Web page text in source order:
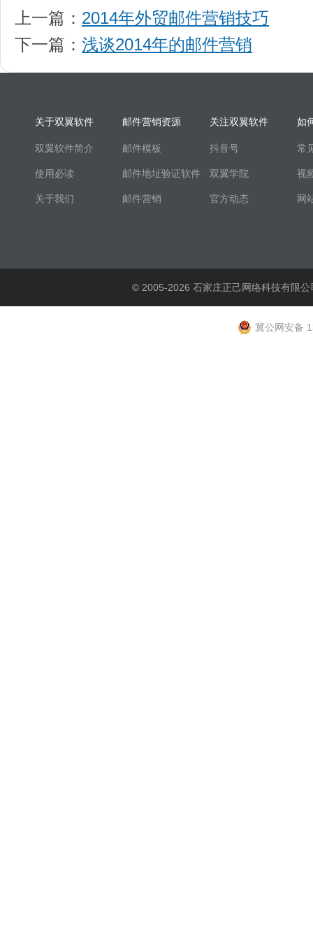
上一篇： 2014年外贸邮件营销技巧
下一篇： 浅谈2014年的邮件营销
关于双翼软件
双翼软件简介
使用必读
关于我们
邮件营销资源
邮件模板
邮件地址验证软件
邮件营销
关注双翼软件
抖音号
双翼学院
官方动态
如
常
视
网
© 2005-2026 石家庄正己网络科技有限
冀公网安备